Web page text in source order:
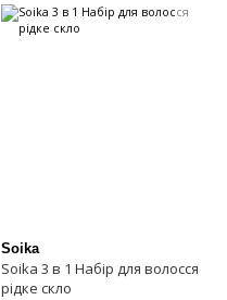
Soika
Soika 3 в 1 Набір для волосся
рідке скло